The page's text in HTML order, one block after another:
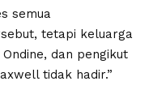
semua
tetapi keluarga
dan pengikut
tidak hadir.”